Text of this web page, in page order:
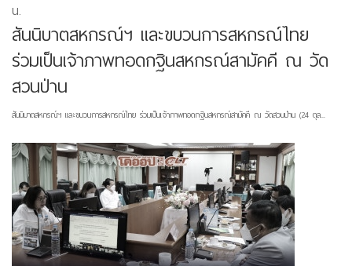
น.
สันนิบาตสหกรณ์ฯ และขบวนการสหกรณ์ไทย
ร่วมเป็นเจ้าภาพทอดกฐินสหกรณ์สามัคคี ณ วัด
สวนป่าน
สันนิบาตสหกรณ์ฯ และขบวนการสหกรณ์ไทย ร่วมเป็นเจ้าภาพทอดกฐินสหกรณ์สามัคคี ณ วัดสวนป่าน (24 ตุล...